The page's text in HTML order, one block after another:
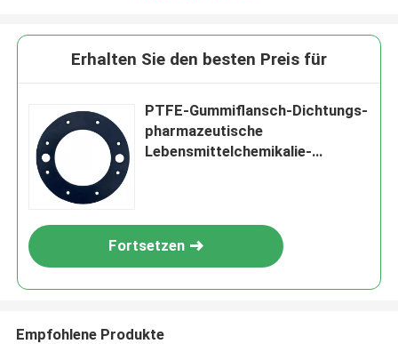
Erhalten Sie den besten Preis für
PTFE-Gummiflansch-Dichtungs-
pharmazeutische
Lebensmittelchemikalie-
Fortsetzen
Empfohlene Produkte